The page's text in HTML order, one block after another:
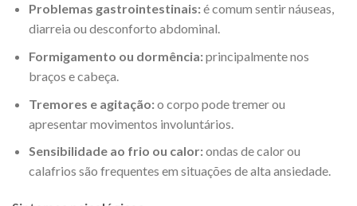
Problemas gastrointestinais:é comum sentir náuseas,
diarreia ou desconforto abdominal.
Formigamento ou dormência:principalmente nos
braços e cabeça.
Tremores e agitação:o corpo pode tremer ou
apresentar movimentos involuntários.
Sensibilidade ao frio ou calor:ondas de calor ou
calafrios são frequentes em situações de alta ansiedade.